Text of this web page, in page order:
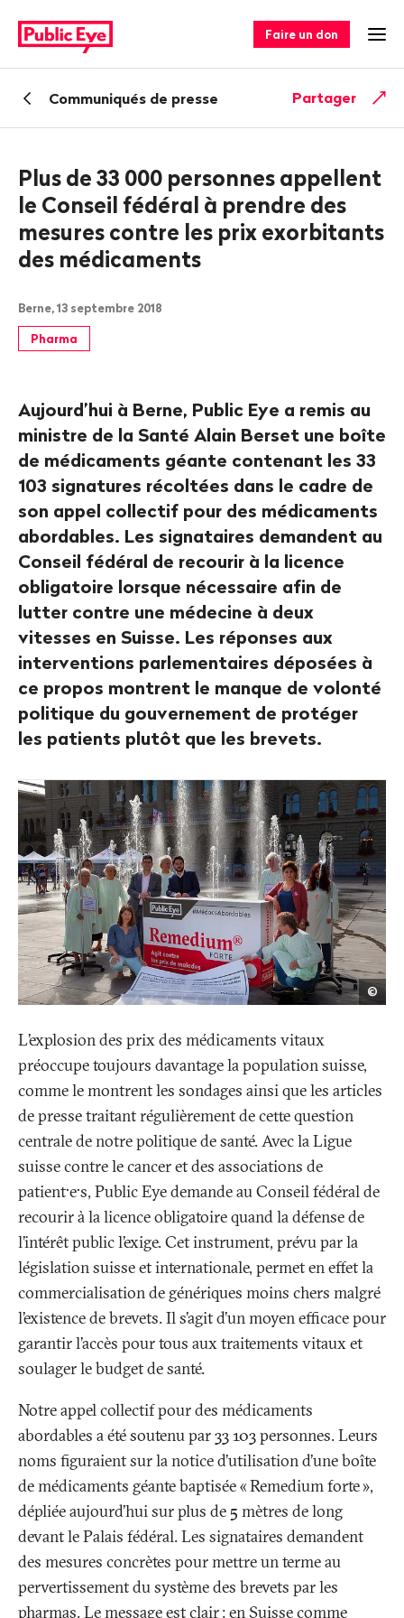
sur
publiceye.ch
rapide
Faire un don
RetourCommuniqués de presse Partager
Plus de 33 000 personnes appellent
le Conseil fédéral à prendre des
mesures contre les prix exorbitants
des médicaments
Berne, 13 septembre 2018
Pharma
Aujourd’hui à Berne, Public Eye a remis au
ministre de la Santé Alain Berset une boîte
de médicaments géante contenant les 33
103 signatures récoltées dans le cadre de
son appel collectif pour des médicaments
abordables. Les signataires demandent au
Conseil fédéral de recourir à la licence
obligatoire lorsque nécessaire afin de
lutter contre une médecine à deux
vitesses en Suisse. Les réponses aux
interventions parlementaires déposées à
ce propos montrent le manque de volonté
politique du gouvernement de protéger
les patients plutôt que les brevets.
©
L’explosion des prix des médicaments vitaux
préoccupe toujours davantage la population suisse,
comme le montrent les sondages ainsi que les articles
de presse traitant régulièrement de cette question
centrale de notre politique de santé. Avec la Ligue
suisse contre le cancer et des associations de
patient·e·s, Public Eye demande au Conseil fédéral de
recourir à la licence obligatoire quand la défense de
l’intérêt public l’exige. Cet instrument, prévu par la
législation suisse et internationale, permet en effet la
commercialisation de génériques moins chers malgré
l’existence de brevets. Il s’agit d’un moyen efficace pour
garantir l’accès pour tous aux traitements vitaux et
soulager le budget de santé.
Notre appel collectif pour des médicaments
abordables a été soutenu par 33 103 personnes. Leurs
noms figuraient sur la notice d’utilisation d’une boîte
de médicaments géante baptisée «Remedium forte»,
dépliée aujourd’hui sur plus de 5 mètres de long
devant le Palais fédéral. Les signataires demandent
des mesures concrètes pour mettre un terme au
pervertissement du système des brevets par les
pharmas. Le message est clair: en Suisse comme